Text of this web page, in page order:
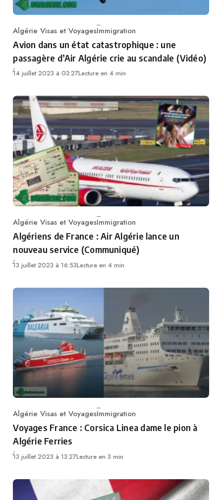
Category
Algérie Visas et VoyagesImmigration
Avion dans un état catastrophique : une
passagère d’Air Algérie crie au scandale (Vidéo)
14 juillet 2023 à 03:27Lecture en 4 min
Category
Algérie Visas et VoyagesImmigration
Algériens de France : Air Algérie lance un
nouveau service (Communiqué)
13 juillet 2023 à 16:53Lecture en 4 min
Category
Algérie Visas et VoyagesImmigration
Voyages France : Corsica Linea dame le pion à
Algérie Ferries
13 juillet 2023 à 13:27Lecture en 3 min